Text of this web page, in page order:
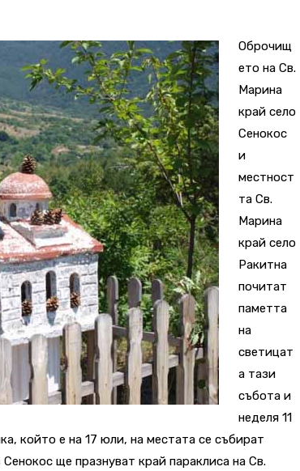
Оброчищ
ето на Св.
Марина
край село
Сенокос
и
местност
та Св.
Марина
край село
Ракитна
почитат
паметта
на
светицат
а тази
събота и
неделя 11
който е на 17 юли, на местата се събират
ще празнуват край параклиса на Св.